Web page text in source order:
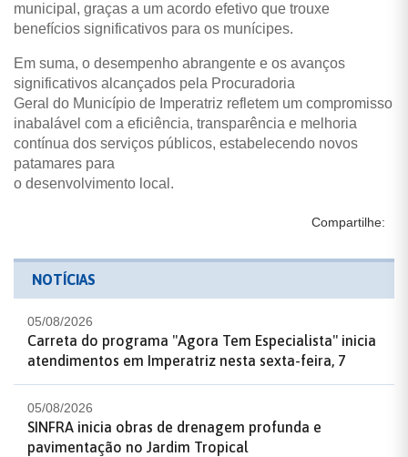
municipal, graças a um acordo efetivo que trouxe
benefícios significativos para os munícipes.
Em suma, o desempenho abrangente e os avanços
significativos alcançados pela Procuradoria
Geral do Município de Imperatriz refletem um compromisso
inabalável com a eficiência, transparência e melhoria
contínua dos serviços públicos, estabelecendo novos
patamares para
o desenvolvimento local.
Compartilhe:
NOTÍCIAS
05/08/2026
Carreta do programa "Agora Tem Especialista" inicia
atendimentos em Imperatriz nesta sexta-feira, 7
05/08/2026
SINFRA inicia obras de drenagem profunda e
pavimentação no Jardim Tropical